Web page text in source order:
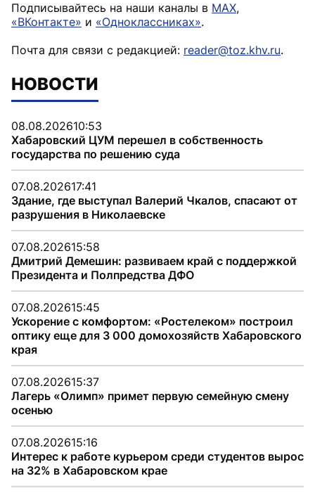
Подписывайтесь на наши каналы в MAX,
«ВКонтакте» и «Одноклассниках».
Почта для связи с редакцией: reader@toz.khv.ru.
НОВОСТИ
08.08.202610:53
Хабаровский ЦУМ перешел в собственность
государства по решению суда
07.08.202617:41
Здание, где выступал Валерий Чкалов, спасают от
разрушения в Николаевске
07.08.202615:58
Дмитрий Демешин: развиваем край с поддержкой
Президента и Полпредства ДФО
07.08.202615:45
Ускорение с комфортом: «Ростелеком» построил
оптику еще для 3 000 домохозяйств Хабаровского
края
07.08.202615:37
Лагерь «Олимп» примет первую семейную смену
осенью
07.08.202615:16
Интерес к работе курьером среди студентов вырос
на 32% в Хабаровском крае